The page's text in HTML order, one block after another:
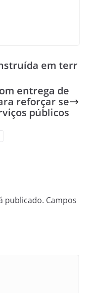
em terr
entrega de
reforçar se
públicos
publicado. Campos